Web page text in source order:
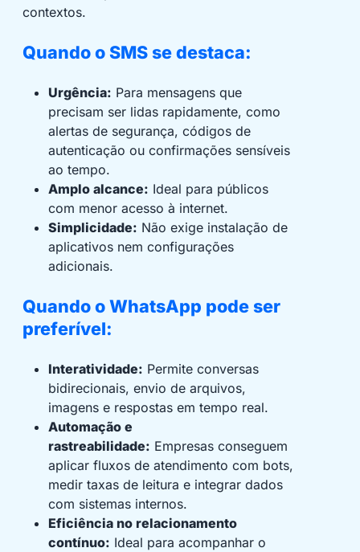
contextos.
Quando o SMS se destaca:
Urgência: Para mensagens que
precisam ser lidas rapidamente, como
alertas de segurança, códigos de
autenticação ou confirmações sensíveis
ao tempo.
Amplo alcance: Ideal para públicos
com menor acesso à internet.
Simplicidade: Não exige instalação de
aplicativos nem configurações
adicionais.
Quando o WhatsApp pode ser
preferível:
Interatividade: Permite conversas
bidirecionais, envio de arquivos,
imagens e respostas em tempo real.
Automação e
rastreabilidade: Empresas conseguem
aplicar fluxos de atendimento com bots,
medir taxas de leitura e integrar dados
com sistemas internos.
Eficiência no relacionamento
contínuo: Ideal para acompanhar o